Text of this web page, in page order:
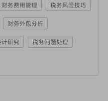
财务费用管理 税务风险技巧
财务外包分析
计研究 税务问题处理